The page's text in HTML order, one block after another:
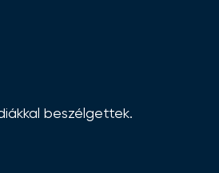
beszélgettek.